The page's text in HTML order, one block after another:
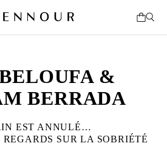
&
BERRADA
EST ANNULÉ…
REGARDS SUR LA SOBRIÉTÉ